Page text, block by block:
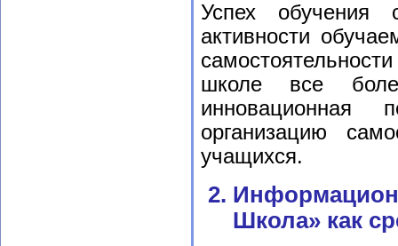
Успех обучения
активности
школе все
инновационная
организацию
учащихся.
2.
Школа» как